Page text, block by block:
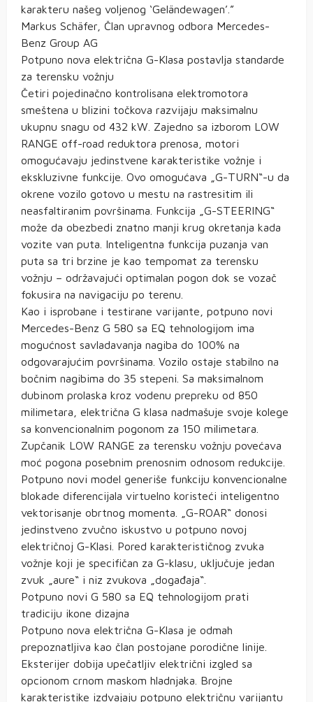
karakteru našeg voljenog ‘Geländewagen’.”
Markus Schäfer, Član upravnog odbora Mercedes-
Benz Group AG
Potpuno nova električna G-Klasa postavlja standarde
za terensku vožnju
Četiri pojedinačno kontrolisana elektromotora
smeštena u blizini točkova razvijaju maksimalnu
ukupnu snagu od 432 kW. Zajedno sa izborom LOW
RANGE off-road reduktora prenosa, motori
omogućavaju jedinstvene karakteristike vožnje i
ekskluzivne funkcije. Ovo omogućava „G-TURN“-u da
okrene vozilo gotovo u mestu na rastresitim ili
neasfaltiranim površinama. Funkcija „G-STEERING“
može da obezbedi znatno manji krug okretanja kada
vozite van puta. Inteligentna funkcija puzanja van
puta sa tri brzine je kao tempomat za terensku
vožnju – održavajući optimalan pogon dok se vozač
fokusira na navigaciju po terenu.
Kao i isprobane i testirane varijante, potpuno novi
Mercedes-Benz G 580 sa EQ tehnologijom ima
mogućnost savladavanja nagiba do 100% na
odgovarajućim površinama. Vozilo ostaje stabilno na
bočnim nagibima do 35 stepeni. Sa maksimalnom
dubinom prolaska kroz vodenu prepreku od 850
milimetara, električna G klasa nadmašuje svoje kolege
sa konvencionalnim pogonom za 150 milimetara.
Zupčanik LOW RANGE za terensku vožnju povećava
moć pogona posebnim prenosnim odnosom redukcije.
Potpuno novi model generiše funkciju konvencionalne
blokade diferencijala virtuelno koristeći inteligentno
vektorisanje obrtnog momenta. „G-ROAR“ donosi
jedinstveno zvučno iskustvo u potpuno novoj
električnoj G-Klasi. Pored karakterističnog zvuka
vožnje koji je specifičan za G-klasu, uključuje jedan
zvuk „aure“ i niz zvukova „događaja“.
Potpuno novi G 580 sa EQ tehnologijom prati
tradiciju ikone dizajna
Potpuno nova električna G-Klasa je odmah
prepoznatljiva kao član postojane porodične linije.
Eksterijer dobija upečatljiv električni izgled sa
opcionom crnom maskom hladnjaka. Brojne
karakteristike izdvajaju potpuno električnu varijantu